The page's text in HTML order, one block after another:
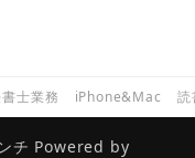
士業務 iPhone&Mac 読
チ Powered by